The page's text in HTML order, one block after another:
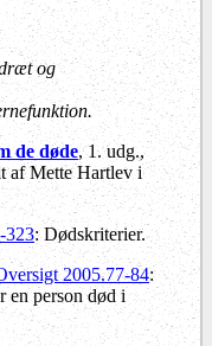
og
de døde, 1. udg.,
af Mette Hartlev i
323: Dødskriterier.
2005.77-84:
en person død i